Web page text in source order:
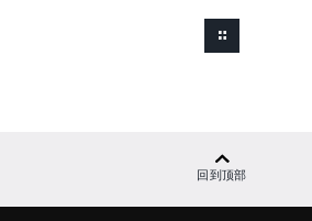
回到顶部